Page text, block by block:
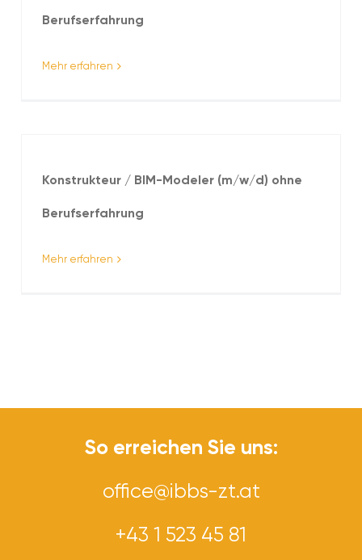
Berufserfahrung
Mehr erfahren
Konstrukteur / BIM-Modeler (m/w/d) ohne
Berufserfahrung
Mehr erfahren
So erreichen Sie uns:
office@ibbs-zt.at
+43 1 523 45 81